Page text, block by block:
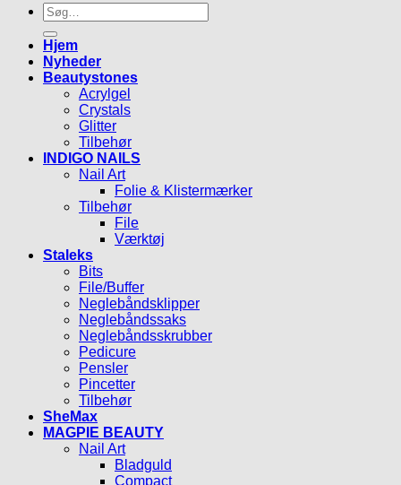
Søg
efter:
Hjem
Nyheder
Beautystones
Acrylgel
Crystals
Glitter
Tilbehør
INDIGO NAILS
Nail Art
Folie & Klistermærker
Tilbehør
File
Værktøj
Staleks
Bits
File/Buffer
Neglebåndsklipper
Neglebåndssaks
Neglebåndsskrubber
Pedicure
Pensler
Pincetter
Tilbehør
SheMax
MAGPIE BEAUTY
Nail Art
Bladguld
Compact